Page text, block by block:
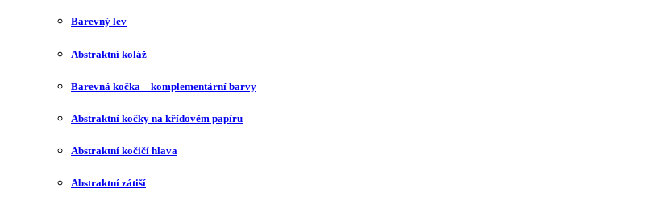
Barevný lev
Abstraktní koláž
Barevná kočka – komplementární barvy
Abstraktní kočky na křídovém papíru
Abstraktní kočičí hlava
Abstraktní zátiší